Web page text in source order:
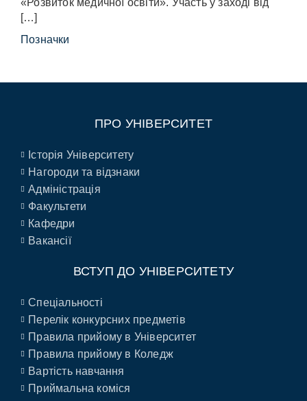
«Розвиток медичної освіти». Участь у заході від
[…]
Позначки
ПРО УНІВЕРСИТЕТ
Історія Університету
Нагороди та відзнаки
Адміністрація
Факультети
Кафедри
Вакансії
ВСТУП ДО УНІВЕРСИТЕТУ
Спеціальності
Перелік конкурсних предметів
Правила прийому в Університет
Правила прийому в Коледж
Вартість навчання
Приймальна коміся